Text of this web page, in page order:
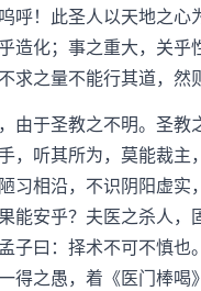
呼！此圣人以天地之心
造化；事之重大，关
求之量不能行其道，然
于圣教之不明。圣教
，听其所为，莫能裁
习相沿，不识阴阳虚
能安乎？夫医之杀人
子曰：择术不可不慎
得之愚，着《医门棒